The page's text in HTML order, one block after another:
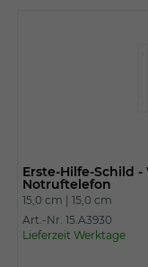
Erste-Hilfe-Schild
Notruftelefon
15,0 cm | 15,0 cm
Art.-Nr. 15.A3930
Lieferzeit Werktage